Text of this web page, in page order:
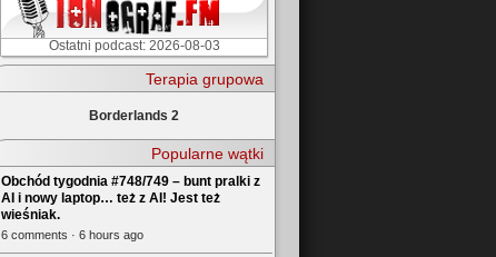
Ostatni podcast: 2026-08-03
Terapia grupowa
Borderlands 2
Popularne wątki
Obchód tygodnia #748/749 – bunt pralki z
AI i nowy laptop… też z AI! Jest też
wieśniak.
6 comments · 6 hours ago